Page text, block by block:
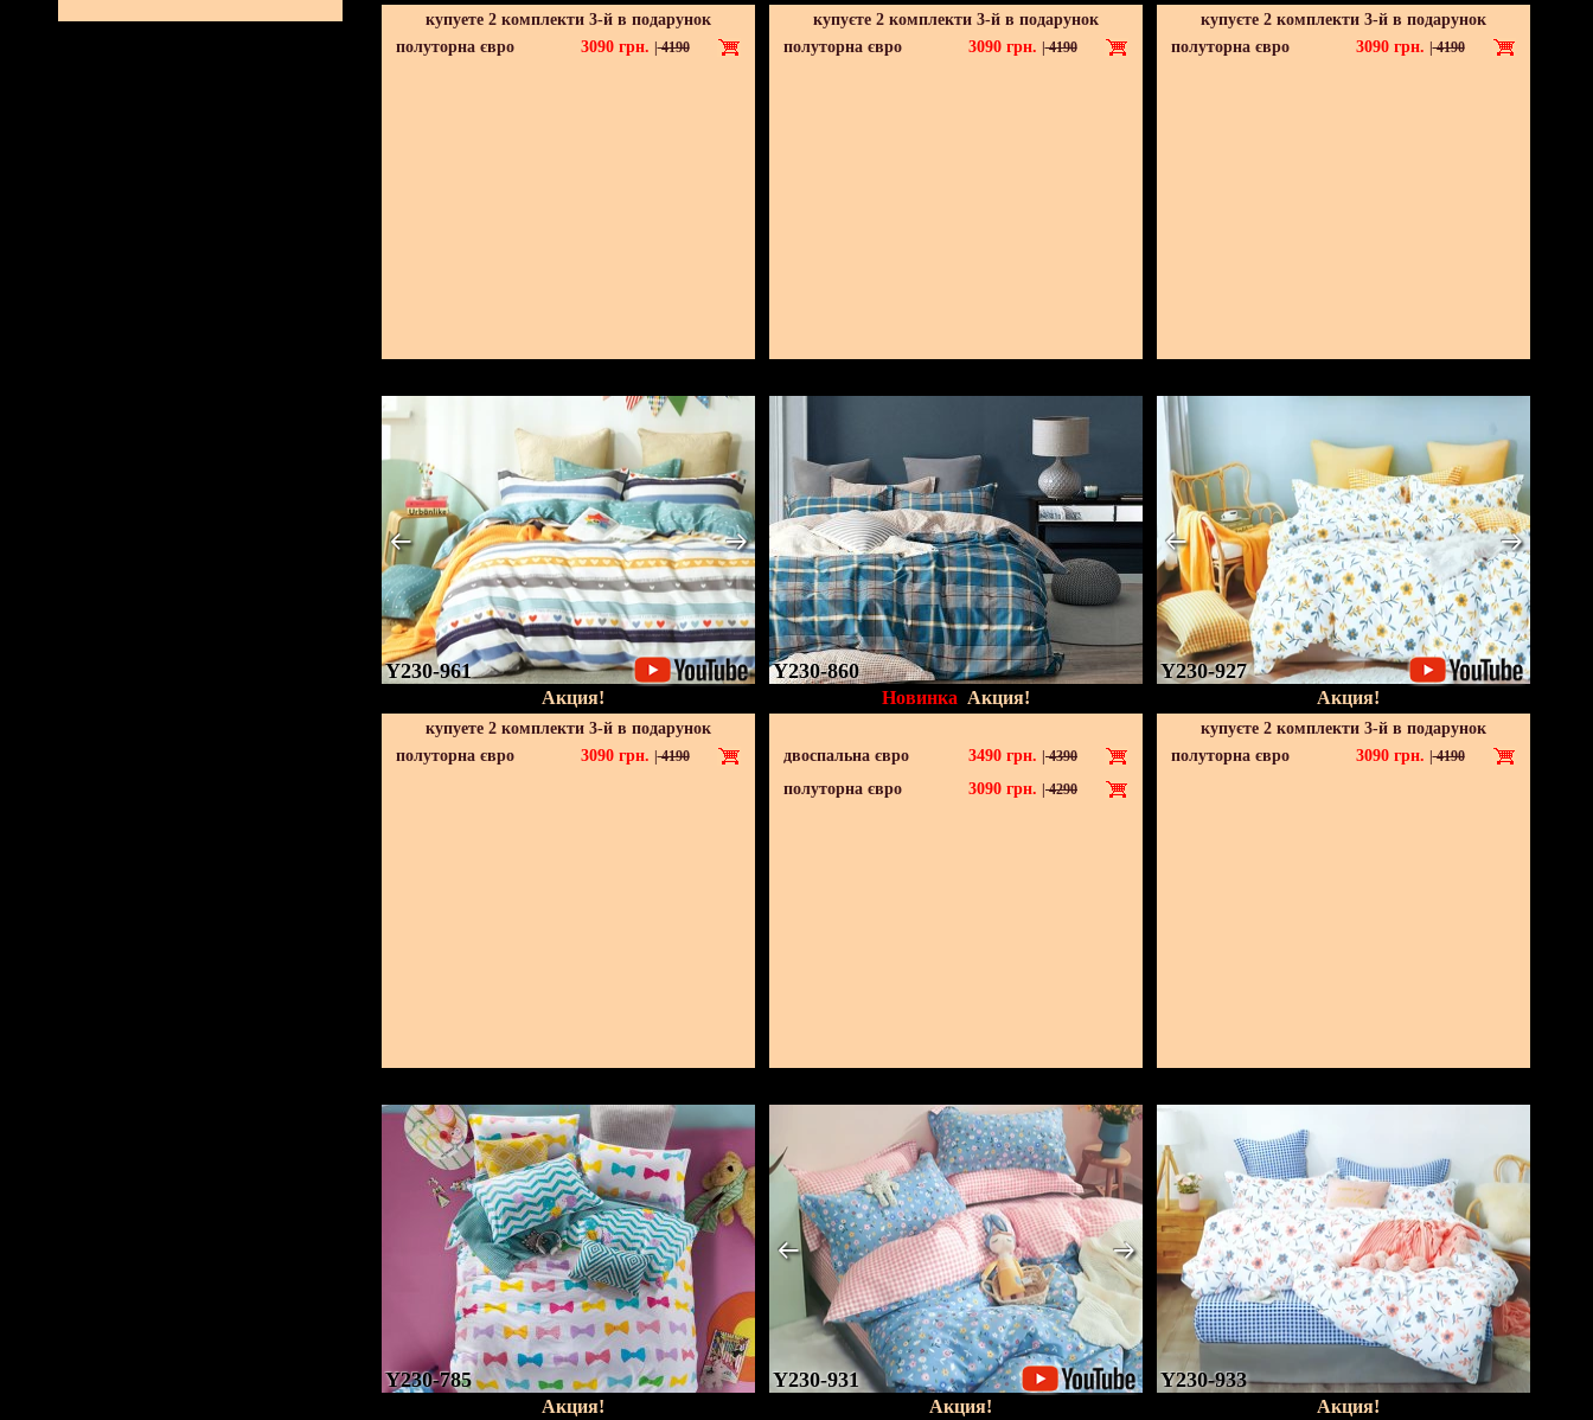
купуете 2 комплекти 3-й в подарунок
полуторна євро
3090 грн. |4190
купуєте 2 комплекти 3-й в подарунок
полуторна євро
3090 грн. |4190
купуєте 2 комплекти 3-й в подарунок
полуторна євро
3090 грн. |4190
Y230-961
Акция!
купуете 2 комплекти 3-й в подарунок
полуторна євро
3090 грн. |4190
Y230-860
Новинка Акция!
двоспальна євро 3490 грн. 4390
полуторна євро 3090 грн. 4290
Y230-927
Акция!
купуєте 2 комплекти 3-й в подарунок
полуторна євро
3090 грн. |4190
Y230-785
Акция!
Y230-931
Акция!
Y230-933
Акция!